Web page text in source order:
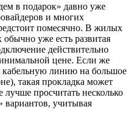
в подарок» давно уже
и многих
помесячно. В жилых
уже есть развитая
действительно
цене. Если же
кабельную линию на большое
такая прокладка может
лучше просчитать несколько
учитывая